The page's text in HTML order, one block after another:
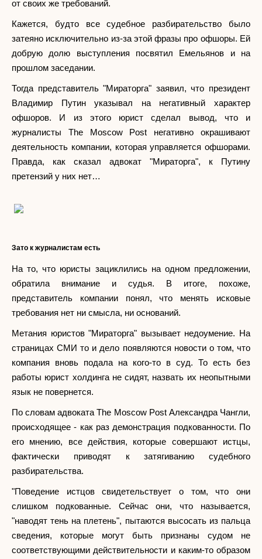
от своих же требований.
Кажется, будто все судебное разбирательство было
затеяно исключительно из-за этой фразы про офшоры. Ей
добрую долю выступления посвятил Емельянов и на
прошлом заседании.
Тогда представитель "Мираторга" заявил, что президент
Владимир Путин указывал на негативный характер
офшоров. И из этого юрист сделал вывод, что и
журналисты The Moscow Post негативно окрашивают
деятельность компании, которая управляется офшорами.
Правда, как сказал адвокат "Мираторга", к Путину
претензий у них нет…
Зато к журналистам есть
На то, что юристы зациклились на одном предложении,
обратила внимание и судья. В итоге, похоже,
представитель компании понял, что менять исковые
требования нет ни смысла, ни оснований.
Метания юристов "Мираторга" вызывает недоумение. На
страницах СМИ то и дело появляются новости о том, что
компания вновь подала на кого-то в суд. То есть без
работы юрист холдинга не сидят, назвать их неопытными
язык не повернется.
По словам адвоката The Moscow Post Александра Чангли,
происходящее - как раз демонстрация подкованности. По
его мнению, все действия, которые совершают истцы,
фактически приводят к затягиванию судебного
разбирательства.
"Поведение истцов свидетельствует о том, что они
слишком подкованные. Сейчас они, что называется,
"наводят тень на плетень", пытаются высосать из пальца
сведения, которые могут быть признаны судом не
соответствующими действительности и каким-то образом